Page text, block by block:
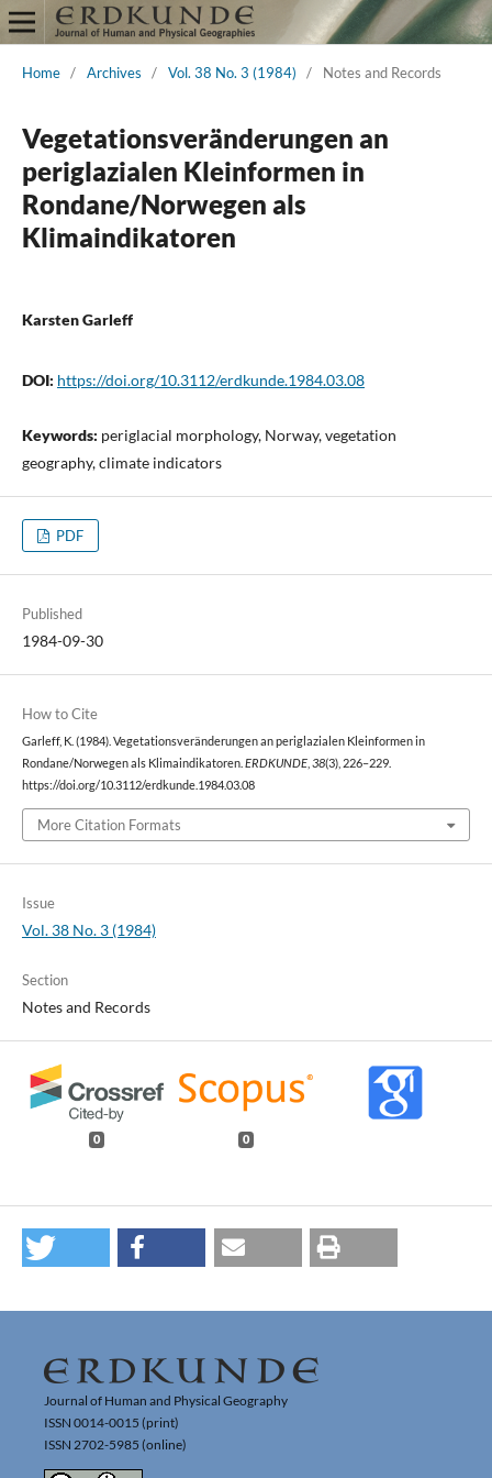
Home / Archives / Vol. 38 No. 3 (1984) / Notes and Records
Vegetationsveränderungen an
periglazialen Kleinformen in
Rondane/Norwegen als
Klimaindikatoren
Karsten Garleff
DOI: https://doi.org/10.3112/erdkunde.1984.03.08
Keywords: periglacial morphology, Norway, vegetation
geography, climate indicators
PDF
Published
1984-09-30
How to Cite
Garleff, K. (1984). Vegetationsveränderungen an periglazialen Kleinformen in
Rondane/Norwegen als Klimaindikatoren. ERDKUNDE, 38(3), 226–229.
https://doi.org/10.3112/erdkunde.1984.03.08
More Citation Formats
Issue
Vol. 38 No. 3 (1984)
Section
Notes and Records
0 0
Journal of Human and Physical Geography
ISSN 0014-0015 (print)
ISSN 2702-5985 (online)